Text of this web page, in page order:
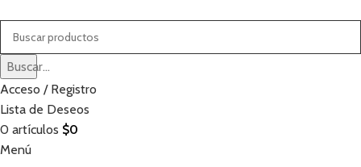
Buscar...
Acceso / Registro
Lista de Deseos
0 artículos $0
Menú